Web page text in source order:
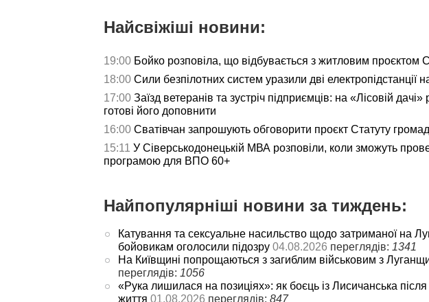
Найсвіжіші новини:
19:00 Бойко розповіла, що відбувається з житловим проєктом
18:00 Сили безпілотних систем уразили дві електропідстанції
17:00 Заїзд ветеранів та зустріч підприємців: на «Лісовій
готові його доповнити
16:00 Сватівчан запрошують обговорити проєкт Статуту
15:11 У Сіверськодонецькій МВА розповіли, коли зможуть
програмою для ВПО 60+
Найпопулярніші новини за тиждень:
Катування та сексуальне насильство щодо затриманої на
бойовикам оголосили підозру 04.08.2026 переглядів: 1341
На Київщині попрощаються з загиблим військовим з
переглядів: 1056
«Рука лишилася на позиціях»: як боєць із Лисичанська
життя 01.08.2026 переглядів: 847